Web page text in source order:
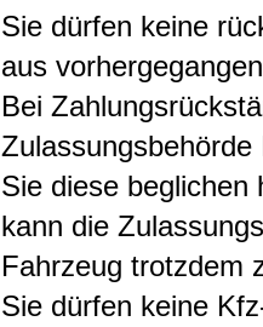
Sie dürfen keine
aus
Bei
Zulas
Sie diese beglichen
kann die Zulas
Fahrzeug trotzdem
Sie dürfen keine